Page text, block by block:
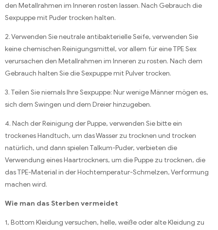
den Metallrahmen im Inneren rosten lassen. Nach Gebrauch die
Sexpuppe mit Puder trocken halten.
2. Verwenden Sie neutrale antibakterielle Seife, verwenden Sie
keine chemischen Reinigungsmittel, vor allem für eine TPE Sex
verursachen den Metallrahmen im Inneren zu rosten. Nach dem
Gebrauch halten Sie die Sexpuppe mit Pulver trocken.
3. Teilen Sie niemals Ihre Sexpuppe: Nur wenige Männer mögen es,
sich dem Swingen und dem Dreier hinzugeben.
4. Nach der Reinigung der Puppe, verwenden Sie bitte ein
trockenes Handtuch, um das Wasser zu trocknen und trocken
natürlich, und dann spielen Talkum-Puder, verbieten die
Verwendung eines Haartrockners, um die Puppe zu trocknen, die
das TPE-Material in der Hochtemperatur-Schmelzen, Verformung
machen wird.
Wie man das Sterben vermeidet
1, Bottom Kleidung versuchen, helle, weiße oder alte Kleidung zu